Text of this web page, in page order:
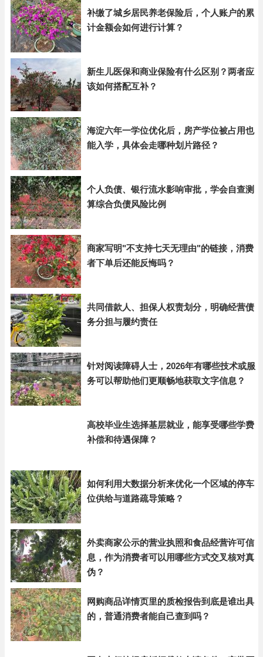
补缴了城乡居民养老保险后，个人账户的累
计金额会如何进行计算？
新生儿医保和商业保险有什么区别？两者应
该如何搭配互补？
海淀六年一学位优化后，房产学位被占用也
能入学，具体会走哪种划片路径？
个人负债、银行流水影响审批，学会自查测
算综合负债风险比例
商家写明"不支持七天无理由"的链接，消费
者下单后还能反悔吗？
共同借款人、担保人权责划分，明确经营债
务分担与履约责任
针对阅读障碍人士，2026年有哪些技术或服
务可以帮助他们更顺畅地获取文字信息？
高校毕业生选择基层就业，能享受哪些学费
补偿和待遇保障？
如何利用大数据分析来优化一个区域的停车
位供给与道路疏导策略？
外卖商家公示的营业执照和食品经营许可信
息，作为消费者可以用哪些方式交叉核对真
伪？
网购商品详情页里的质检报告到底是谁出具
的，普通消费者能自己查到吗？